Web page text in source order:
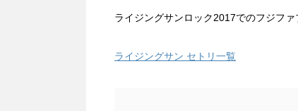
ライジングサンロック2017でのフジフ
ライジングサン セトリ一覧